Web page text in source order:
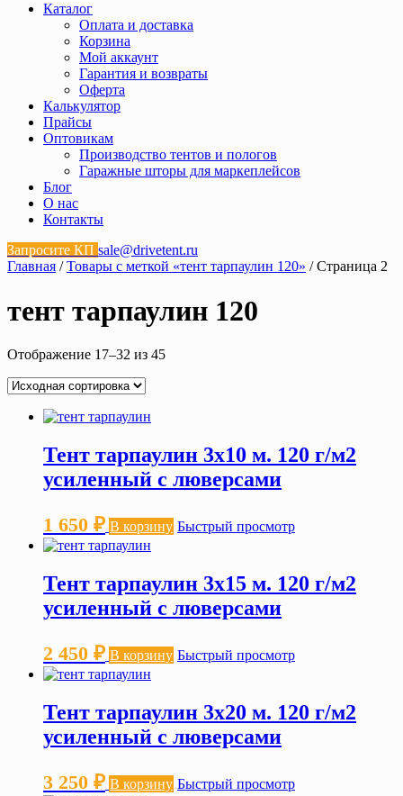
Каталог
Оплата и доставка
Корзина
Мой аккаунт
Гарантия и возвраты
Оферта
Калькулятор
Прайсы
Оптовикам
Производство тентов и пологов
Гаражные шторы для маркеплейсов
Блог
О нас
Контакты
Запросите КП sale@drivetent.ru
Главная /Товары с меткой «тент тарпаулин 120» / Страница 2
тент тарпаулин 120
Отображение 17–32 из 45
Тент тарпаулин 3х10 м. 120 г/м2
усиленный с люверсами
1 650 ₽ В корзину Быстрый просмотр
Тент тарпаулин 3х15 м. 120 г/м2
усиленный с люверсами
2 450 ₽ В корзину Быстрый просмотр
Тент тарпаулин 3х20 м. 120 г/м2
усиленный с люверсами
3 250 ₽ В корзину Быстрый просмотр